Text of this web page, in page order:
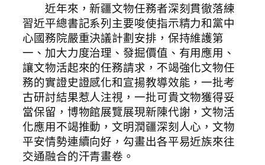
近年來，新疆文物任務者深刻貫徹落練
習近平總書記系列主要唆使指示精力和黨中
心國務院嚴重決議計劃安排，保持維護第
一、加大力度治理、發掘價值、有用應用、
讓文物活起來的任務請求，不竭強化文物任
務的實證史證感化和宣揚教導效能，一批考
古研討結果惹人注視，一批可貴文物獲得妥
當保留，博物館展覽展現新陳代謝，文物活
化應用不竭推動，文明潤疆深刻人心，文物
平安情勢連續向好，勾畫出各平易近族來往
交通融合的汗青畫卷。